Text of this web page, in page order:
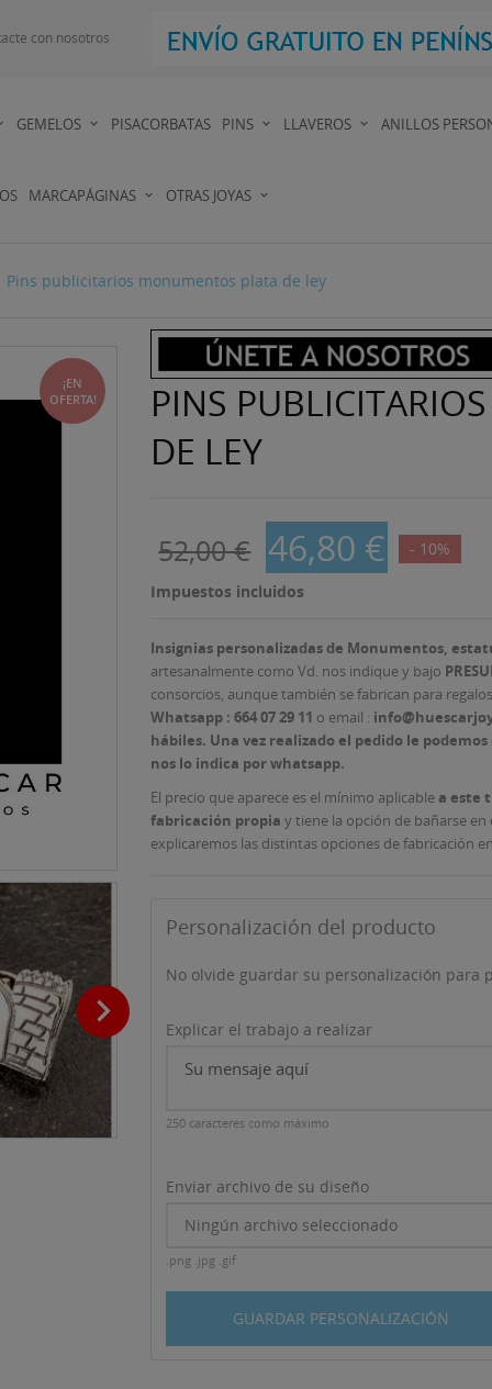
con nosotros
GEMELOS PISACORBATAS PINS LLAVEROS ANILLOS
MARCAPÁGINAS OTRAS JOYAS
Pins publicitarios monumentos plata de ley
¡EN
OFERTA!

PINS
DE LEY
52,00 € 46,80 € - 10%
Impuestos incluidos
Insignias personalizadas de Monumentos,
artesanalmente como Vd. nos indique y bajo
consorcios, aunque también se fabrican para
Whatsapp : 664 07 29 11 o email :
hábiles. Una vez realizado el pedido le
nos lo indica por whatsapp.
El precio que aparece es el mínimo aplicablea este
fabricación propia y tiene la opción de bañarse
explicaremos las distintas opciones de fabricación
Personalización del producto
No olvide guardar su personalización para
Explicar el trabajo a realizar
250 caracteres como máximo
Enviar archivo de su diseño
Ningún archivo seleccionado
.png .jpg .gif
GUARDAR PERSONALIZACIÓN